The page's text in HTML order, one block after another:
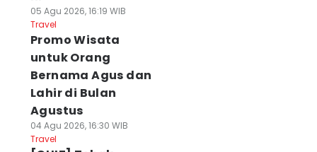
05 Agu 2026, 16:19 WIB
Travel
Promo Wisata
untuk Orang
Bernama Agus dan
Lahir di Bulan
Agustus
04 Agu 2026, 16:30 WIB
Travel